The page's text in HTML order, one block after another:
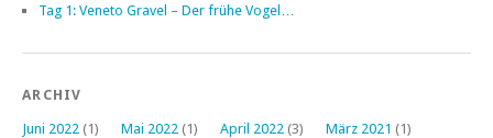
Tag 1: Veneto Gravel – Der frühe Vogel…
ARCHIV
Juni 2022 (1) Mai 2022 (1) April 2022 (3) März 2021 (1)